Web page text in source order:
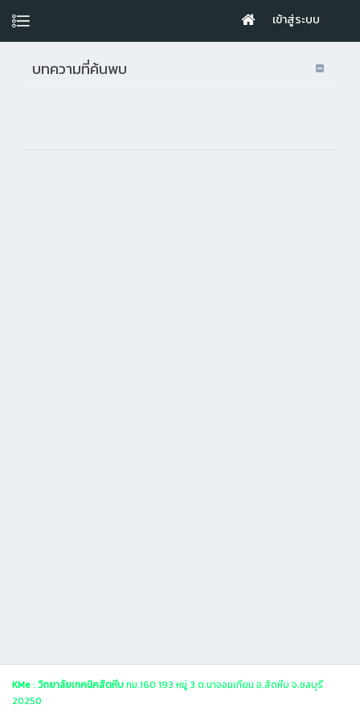
เข้าสู่ระบบ
บทความที่ค้นพบ
KMe: วิทยาลัยเทคนิคสัตหีบกม.160 193 หมู่ 3 ต.นาจอมเทียน อ.สัตหีบ จ.ชลบุรี
20250